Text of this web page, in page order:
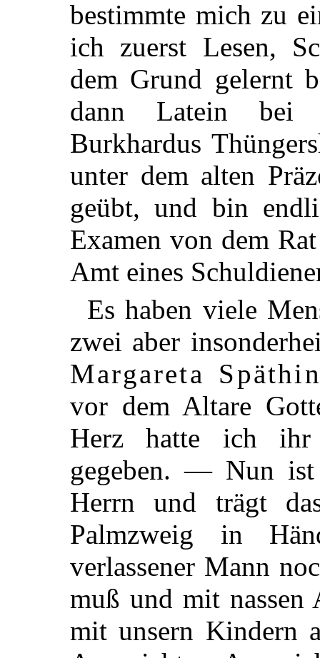
bestimmte mich zu
ich zuerst Lesen,
dem Grund gelernt
dann Latein bei
Burkhardus
unter dem alten
geübt, und bin
Examen von dem
Amt eines
Es haben viele
zwei aber
Margareta
vor dem Altare
Herz hatte ich ihr
gegeben. — Nun ist
Herrn und trägt
Palmzweig in
verlassener Mann
muß und mit
mit unsern Kindern